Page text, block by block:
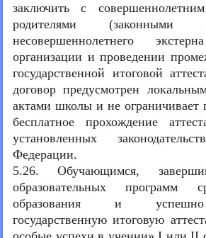
заключить с
родителями (законными
несовершеннолетнего
организации и проведении
государственной итоговой
договор предусмотрен
актами школы и не ограничивает
бесплатное прохождение
установленных
Федерации.
5.26. Обучающимся,
образовательных программ
образования и
государственную итоговую